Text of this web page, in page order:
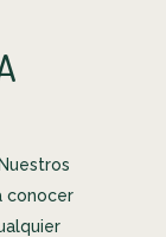
conocer